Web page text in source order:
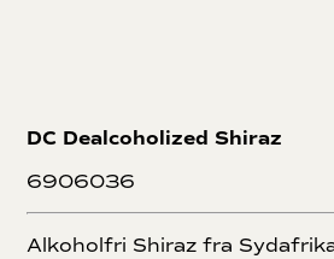
DC Dealcoholized Shiraz
6906036
Alkoholfri Shiraz fra